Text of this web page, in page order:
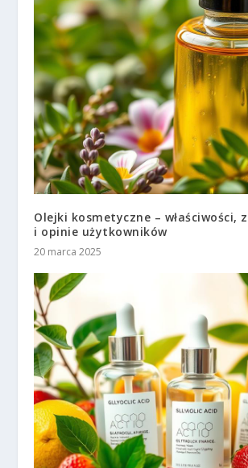
Olejki kosmetyczne – właściwości,
i opinie użytkowników
20 marca 2025